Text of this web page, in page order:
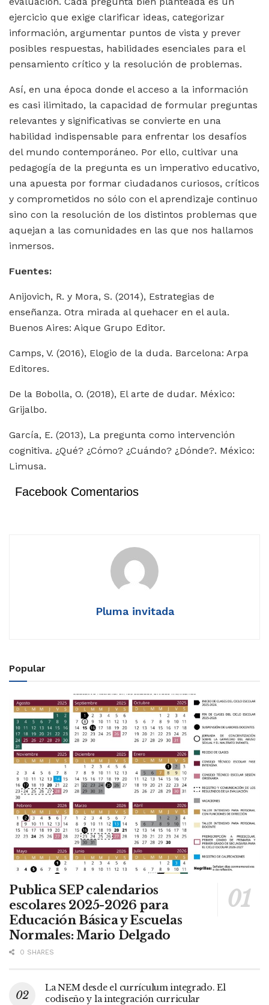
ejercicio que exige clarificar ideas, categorizar
información, argumentar puntos de vista y prever
posibles respuestas, habilidades esenciales para el
pensamiento crítico y la resolución de problemas.
Así, en una época donde el acceso a la información
es casi ilimitado, la capacidad de formular preguntas
relevantes y significativas se convierte en una
habilidad indispensable para enfrentar los desafíos
del mundo contemporáneo. Por ello, cultivar una
pedagogía de la pregunta es un imperativo educativo,
una apuesta por formar ciudadanos curiosos, críticos
y comprometidos no sólo con el aprendizaje continuo
sino con la resolución de los distintos problemas que
aquejan a las comunidades en las que nos hallamos
inmersos.
Fuentes:
Anijovich, R. y Mora, S. (2014), Estrategias de
enseñanza. Otra mirada al quehacer en el aula.
Buenos Aires: Aique Grupo Editor.
Camps, V. (2016), Elogio de la duda. Barcelona: Arpa
Editores.
De la Bobolla, O. (2018), El arte de dudar. México:
Grijalbo.
García, E. (2013), La pregunta como intervención
cognitiva. ¿Qué? ¿Cómo? ¿Cuándo? ¿Dónde?. México:
Limusa.
Facebook Comentarios
Pluma invitada
Popular
Publica SEP calendarios
escolares 2025-2026 para
Educación Básica y Escuelas
Normales: Mario Delgado
0 SHARES
La NEM desde el currículum integrado. El
codiseño y la integración curricular